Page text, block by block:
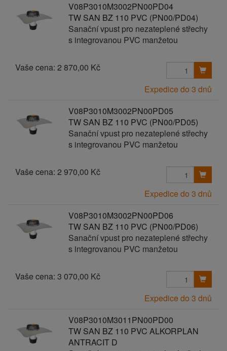
V08P3010M3002PN00PD04
TW SAN BZ 110 PVC (PN00/PD04)
Sanační vpust pro nezateplené střechy
s integrovanou PVC manžetou
Vaše cena: 2 870,00 Kč
Expedice do 3 dnů
V08P3010M3002PN00PD05
TW SAN BZ 110 PVC (PN00/PD05)
Sanační vpust pro nezateplené střechy
s integrovanou PVC manžetou
Vaše cena: 2 970,00 Kč
Expedice do 3 dnů
V08P3010M3002PN00PD06
TW SAN BZ 110 PVC (PN00/PD06)
Sanační vpust pro nezateplené střechy
s integrovanou PVC manžetou
Vaše cena: 3 070,00 Kč
Expedice do 3 dnů
V08P3010M3011PN00PD00
TW SAN BZ 110 PVC ALKORPLAN
ANTRACIT D